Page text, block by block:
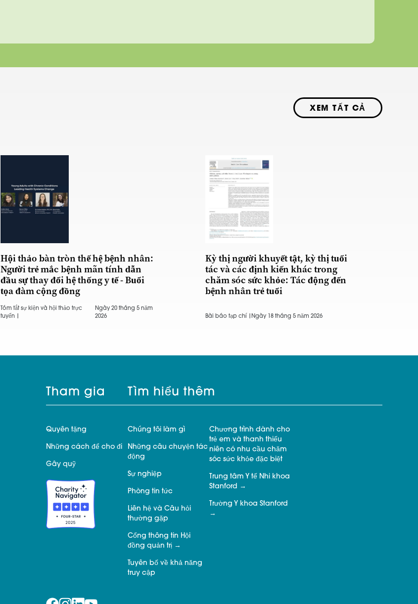
XEM TẤT CẢ
Hội thảo bàn tròn thế hệ bệnh nhân:
Người trẻ mắc bệnh mãn tính dẫn
đầu sự thay đổi hệ thống y tế - Buổi
tọa đàm cộng đồng
Tóm tắt sự kiện và hội thảo trực
tuyến |
Ngày 20 tháng 5 năm
2026
Kỳ thị người khuyết tật, kỳ thị tuổi
tác và các định kiến khác trong
chăm sóc sức khỏe: Tác động đến
bệnh nhân trẻ tuổi
Bài báo tạp chí | Ngày 18 tháng 5 năm 2026
Tham gia
Quyên tặng
Những cách để cho đi
Gây quỹ
Tìm hiểu thêm
Chúng tôi làm gì
Những câu chuyện tác
động
Sự nghiệp
Phòng tin tức
Liên hệ và Câu hỏi
thường gặp
Cổng thông tin Hội
đồng quản trị
Tuyên bố về khả năng
truy cập
Chương trình dành cho
trẻ em và thanh thiếu
niên có nhu cầu chăm
sóc sức khỏe đặc biệt
Trung tâm Y tế Nhi khoa
Stanford
Trường Y khoa Stanford